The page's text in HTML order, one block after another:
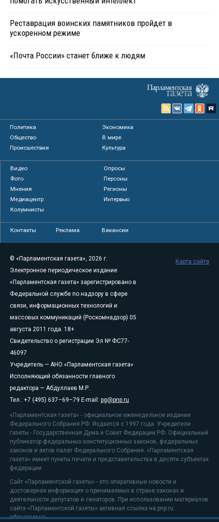
Реставрация воинских памятников пройдет в
ускоренном режиме
«Почта России» станет ближе к людям
Политика
Экономика
Общество
В мире
Происшествия
Культура
Видео
Опросы
Фото
Персоны
Мнения
Регионы
Медиацентр
Интервью
Колумнисты
Контакты Реклама Вакансии
© «Парламентская газета», 2026 г.
Электронное периодическое издание
«Парламентская газета» зарегистрировано в
Федеральной службе по надзору в сфере
связи, информационных технологий и
массовых коммуникаций (Роскомнадзор) 05
августа 2011 года. 18+
Свидетельство о регистрации Эл № ФС77-
46097
Учредитель — АНО «Парламентская газета»
Исполняющий обязанности главного
редактора — Абдуллаев М.Р.
Тел.: +7 (495) 637–69–79 E-mail: pg@pnp.ru
«Парламентская газета» - официальное еженедельное издание
Федерального Собрания РФ. Издается с 1997 года. Учредители
газеты - Государственная Дума и Совет Федерации РФ. Официальный
публикатор федеральных конституционных законов, федеральных
законов и актов палат Федерального Собрания. «Парламентская
газета» имеет пункты печати и представительства в десяти субъектах
федерации.
Сайт «Парламентской газеты» - это оперативные новости и
достоверная информация о принимаемых в стране законах и
деятельности депутатов и сенаторов. При использовании материалов
сайта «Парламентской газеты» активная ссылка на pnp.ru
обязательна.
Карта сайта